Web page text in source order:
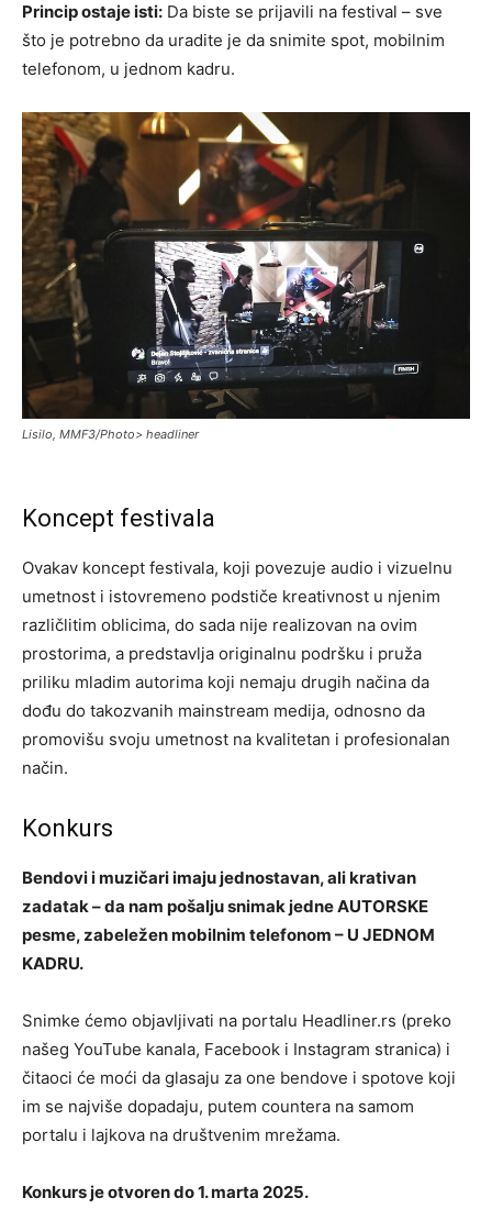
Princip ostaje isti: Da biste se prijavili na festival – sve
što je potrebno da uradite je da snimite spot, mobilnim
telefonom, u jednom kadru.
Lisilo, MMF3/Photo> headliner
Koncept festivala
Ovakav koncept festivala, koji povezuje audio i vizuelnu
umetnost i istovremeno podstiče kreativnost u njenim
različlitim oblicima, do sada nije realizovan na ovim
prostorima, a predstavlja originalnu podršku i pruža
priliku mladim autorima koji nemaju drugih načina da
dođu do takozvanih mainstream medija, odnosno da
promovišu svoju umetnost na kvalitetan i profesionalan
način.
Konkurs
Bendovi i muzičari imaju jednostavan, ali krativan
zadatak – da nam pošalju snimak jedne AUTORSKE
pesme, zabeležen mobilnim telefonom – U JEDNOM
KADRU.
Snimke ćemo objavljivati na portalu Headliner.rs (preko
našeg YouTube kanala, Facebook i Instagram stranica) i
čitaoci će moći da glasaju za one bendove i spotove koji
im se najviše dopadaju, putem countera na samom
portalu i lajkova na društvenim mrežama.
Konkurs je otvoren do 1. marta 2025.